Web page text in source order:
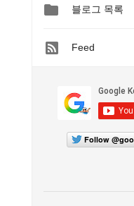
 블로그 목록
Feed
Follow